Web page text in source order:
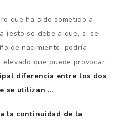
que ha sido sometido a
(esto se debe a que, si se
de nacimiento, podría
que puede provocar
diferencia entre los dos
se utilizan …
la continuidad de la